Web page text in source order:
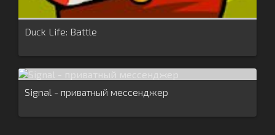
Duck Life: Battle
Signal - приватный мессенджер